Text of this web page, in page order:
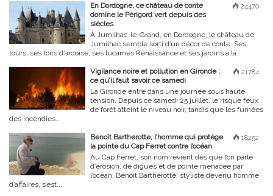
24470
En Dordogne, ce château de conte
domine le Périgord vert depuis des
siècles
À Jumilhac-le-Grand, en Dordogne, le château de
Jumilhac semble sorti d’un décor de conte. Ses
tours, ses toits d’ardoise, ses lucarnes Renaissance et ses jardins à la...
21784
Vigilance noire et pollution en Gironde :
ce qu’il faut savoir ce samedi
La Gironde entre dans une journée sous haute
tension. Depuis ce samedi 25 juillet, le risque feux
de forêt atteint le niveau noir, tandis que les fumées
des incendies...
18252
Benoît Bartherotte, l’homme qui protège
la pointe du Cap Ferret contre l’océan
Au Cap Ferret, son nom revient dès que l’on parle
d’érosion, de digues et de pointe menacée par
l’océan. Benoît Bartherotte, styliste devenu homme
d’affaires, s’est...